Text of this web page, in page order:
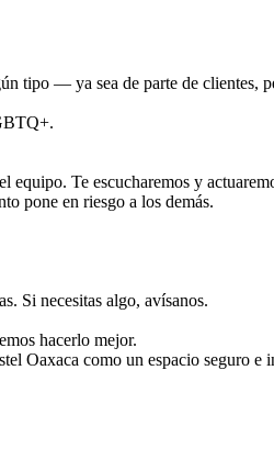
tipo — ya sea de parte de clientes,
equipo. Te escucharemos y
pone en riesgo a los demás.
Si necesitas algo, avísanos.
hacerlo mejor.
Oaxaca como un espacio seguro e